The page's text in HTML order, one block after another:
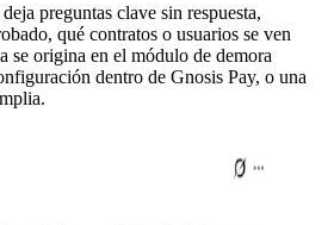
preguntas clave sin respuesta,
qué contratos o usuarios se ven
se origina en el módulo de demora
dentro de Gnosis Pay, o una